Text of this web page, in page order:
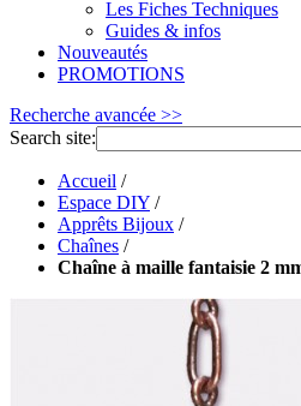
Les Fiches Techniques
Guides & infos
Nouveautés
PROMOTIONS
Recherche avancée >>
Search site:
Accueil /
Espace DIY /
Apprêts Bijoux /
Chaînes /
Chaîne à maille fantaisie 2